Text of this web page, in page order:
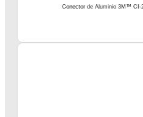
Conector de Aluminio 3M™ CI-